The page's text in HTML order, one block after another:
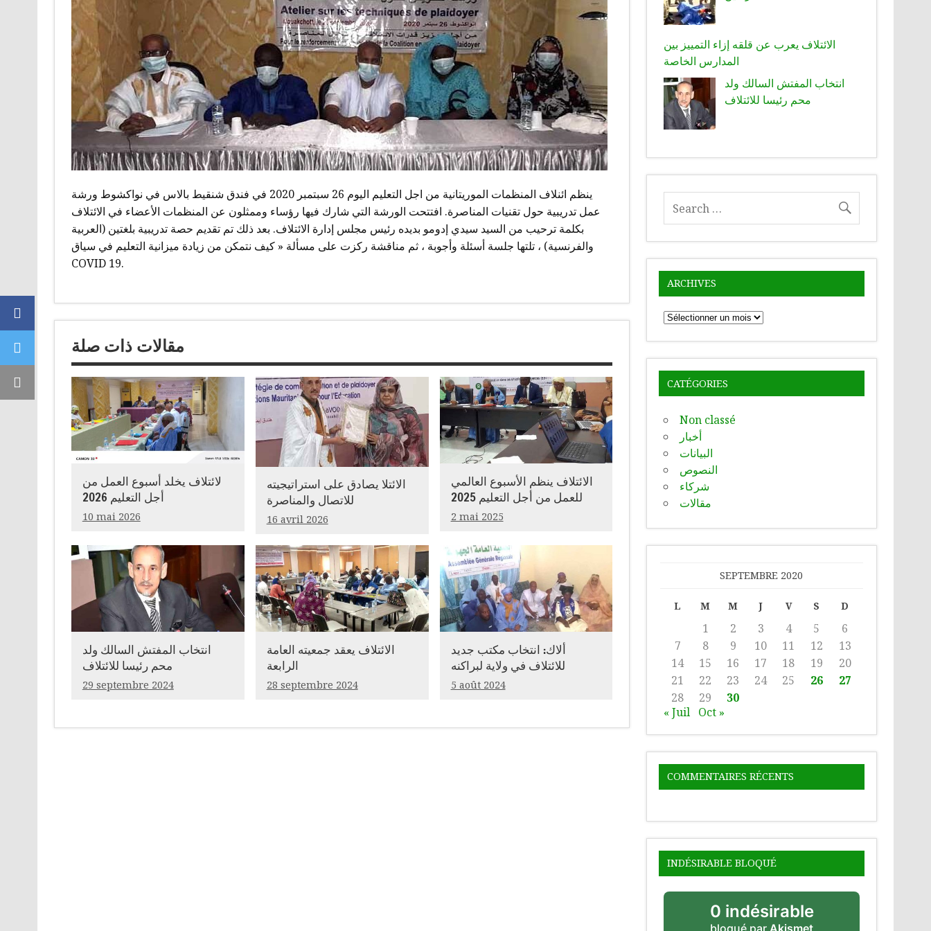
ينظم ائنلاف المنظمات الموريتانية من اجل التعليم اليوم 26 سبتمبر 2020 في فندق شنقيط بالاس في نواكشوط ورشة
عمل تدريبية حول تقنيات المناصرة. افتتحت الورشة التي شارك فيها رؤساء وممثلون عن المنظمات الأعضاء في الائتلاف
بكلمة ترحيب من السيد سيدي إدومو بديده رئيس مجلس إدارة الائتلاف. بعد ذلك تم تقديم حصة تدريبية بلغتين (العربية
والفرنسية) ، تلتها جلسة أسئلة وأجوبة ، ثم مناقشة ركزت على مسألة « كيف نتمكن من زيادة ميزانية التعليم في سياق
COVID 19.
مقالات ذات صلة
لائتلاف يخلد أسبوع العمل من
أجل التعليم 2026
10 mai 2026
الائتلا يصادق على استراتيجيته
للاتصال والمناصرة
16 avril 2026
الائتلاف ينظم الأسبوع العالمي
للعمل من أجل التعليم 2025
2 mai 2025
انتخاب المفتش السالك ولد
محم رئيسا للائتلاف
29 septembre 2024
الائتلاف يعقد جمعيته العامة
الرابعة
28 septembre 2024
ألاك: انتخاب مكتب جديد
للائتلاف في ولاية لبراكنه
5 août 2024
الائتلاف يعرب عن قلقه إزاء التمييز بين
المدارس الخاصة
انتخاب المفتش السالك ولد
محم رئيسا للائتلاف
ARCHIVES
Archives
CATÉGORIES
Non classé
أخبار
البيانات
النصوص
شركاء
مقالات
SEPTEMBRE 2020
L M M J V S D
1 2 3 4 5
6
7
8 9 10 11 12
13
14
15 16 17 18 19
20
21
22 23 24 25 26
27
28
29
30
« Juil Oct »
COMMENTAIRES RÉCENTS
INDÉSIRABLE BLOQUÉ
0 indésirable
bloqué par Akismet